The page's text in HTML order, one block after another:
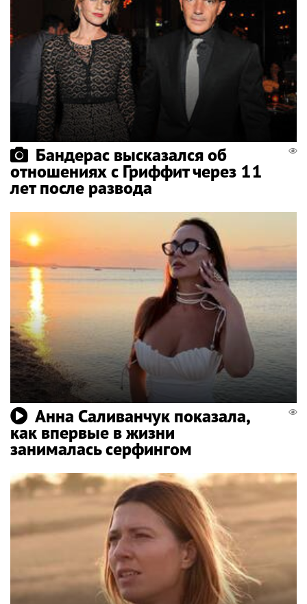
Бандерас высказался об
отношениях с Гриффит через 11
лет после развода
Анна Саливанчук показала,
как впервые в жизни
занималась серфингом